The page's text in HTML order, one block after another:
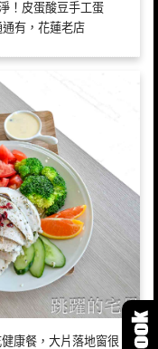
！皮蛋酸豆手工蛋
有，花蓮老店
康餐，大片落地窗很